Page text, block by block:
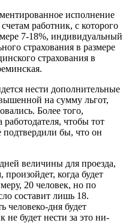
исполне­ние
работник, с кото­рого
7-18%, индивидуальный
страхования в размере
страхования в
нести дополнительные
на сумму льгот,
Более того,
чтобы тот
подтвердили бы, что он
величины для проез­да,
произойдет, когда будет
20 человек, но по
соста­вит лишь 18.
человеко-дня бу­дет
не будет нести за это ни­